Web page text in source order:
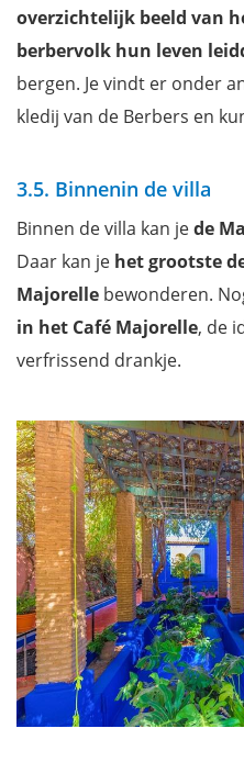
overzichtelijk beeld van
berbervolk hun leven
bergen. Je vindt er onder
kledij van de Berbers en
3.5. Binnenin de villa
Binnen de villa kan jede
Daar kan je het grootste
Majorelle bewonderen.
in het Café Majorelle, de
verfrissend drankje.